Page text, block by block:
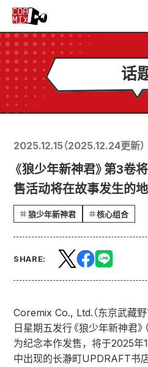
话
2025.12.15（2025.12.24更新）
《狼少年新神君》第3卷
售活动将在故事发生的
狼少年新神君 核心组合
SHARE:
Coremix Co., Ltd.（东京武藏
日星期五发行《狼少年新神君》
为纪念本作发售，将于2025年
中出现的长瀞町UPDRAFT书